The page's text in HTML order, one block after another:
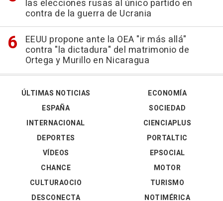
las elecciones rusas al único partido en
contra de la guerra de Ucrania
EEUU propone ante la OEA "ir más allá"
contra "la dictadura" del matrimonio de
Ortega y Murillo en Nicaragua
ÚLTIMAS NOTICIAS
ESPAÑA
INTERNACIONAL
DEPORTES
VÍDEOS
ECONOMÍA
SOCIEDAD
CIENCIAPLUS
PORTALTIC
EPSOCIAL
CHANCE
CULTURAOCIO
DESCONECTA
MOTOR
TURISMO
NOTIMÉRICA